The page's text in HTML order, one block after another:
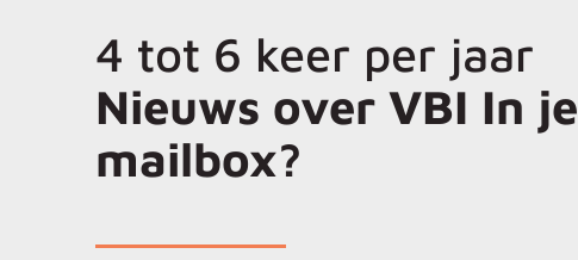
4 tot 6 keer per jaar
Nieuws over VBI In je
mailbox?